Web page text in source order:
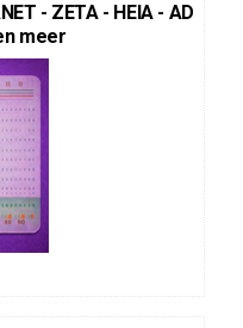
- ZETA - HEIA - AD
meer